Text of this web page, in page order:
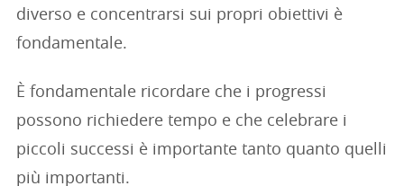
diverso e concentrarsi sui propri obiettivi è
fondamentale.
È fondamentale ricordare che i progressi
possono richiedere tempo e che celebrare i
piccoli successi è importante tanto quanto quelli
più importanti.